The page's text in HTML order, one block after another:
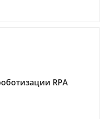
RPA